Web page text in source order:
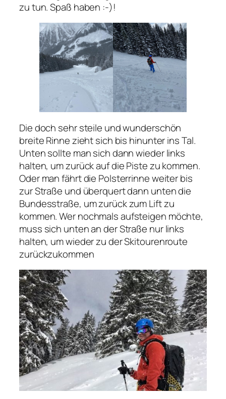
zu tun. Spaß haben :-)!
Die doch sehr steile und wunderschön
breite Rinne zieht sich bis hinunter ins Tal.
Unten sollte man sich dann wieder links
halten, um zurück auf die Piste zu kommen.
Oder man fährt die Polsterrinne weiter bis
zur Straße und überquert dann unten die
Bundesstraße, um zurück zum Lift zu
kommen. Wer nochmals aufsteigen möchte,
muss sich unten an der Straße nur links
halten, um wieder zu der Skitourenroute
zurückzukommen